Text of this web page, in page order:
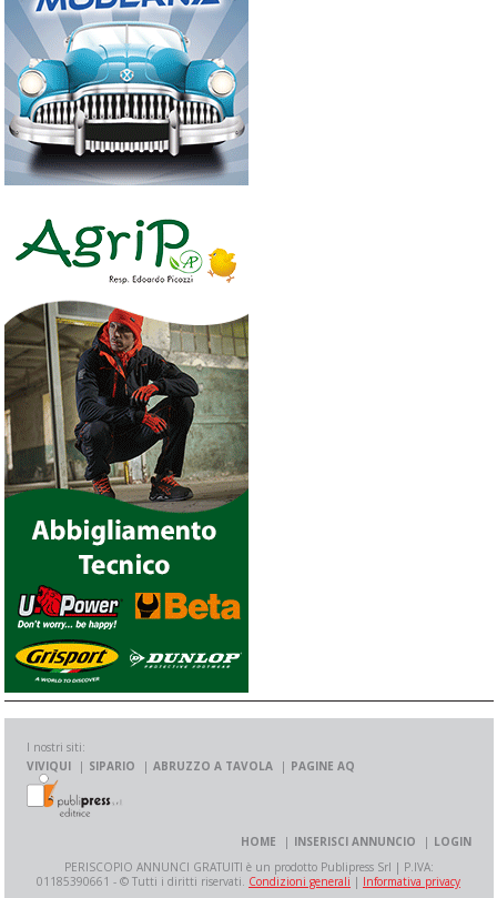
I nostri siti:
VIVIQUI
SIPARIO ABRUZZO A TAVOLA PAGINE AQ
HOME INSERISCI ANNUNCIO
LOGIN
PERISCOPIO ANNUNCI GRATUITI è un prodotto Publipress Srl | P.IVA:
01185390661 - © Tutti i diritti riservati. Condizioni generali | Informativa privacy